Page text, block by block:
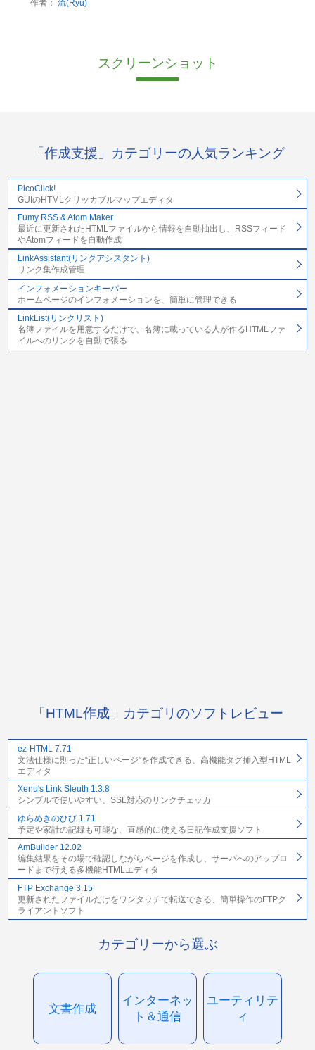
作者： 流(Ryu)
スクリーンショット
「作成支援」カテゴリーの人気ランキング
PicoClick!
GUIのHTMLクリッカブルマップエディタ
Fumy RSS & Atom Maker
最近に更新されたHTMLファイルから情報を自動抽出し、RSSフィード
やAtomフィードを自動作成
LinkAssistant(リンクアシスタント)
リンク集作成管理
インフォメーションキーパー
ホームページのインフォメーションを、簡単に管理できる
LinkList(リンクリスト)
名簿ファイルを用意するだけで、名簿に載っている人が作るHTMLファ
イルへのリンクを自動で張る
「HTML作成」カテゴリのソフトレビュー
ez-HTML 7.71
文法仕様に則った“正しいページ”を作成できる、高機能タグ挿入型HTML
エディタ
Xenu's Link Sleuth 1.3.8
シンプルで使いやすい、SSL対応のリンクチェッカ
ゆらめきのひび 1.71
予定や家計の記録も可能な、直感的に使える日記作成支援ソフト
AmBuilder 12.02
編集結果をその場で確認しながらページを作成し、サーバへのアップロ
ードまで行える多機能HTMLエディタ
FTP Exchange 3.15
更新されたファイルだけをワンタッチで転送できる、簡単操作のFTPク
ライアントソフト
カテゴリーから選ぶ
文書作成
インターネッ
ト＆通信
ユーティリテ
ィ